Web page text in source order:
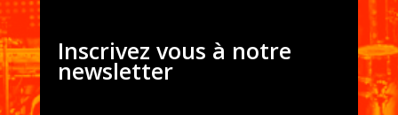
Inscrivez vous à notre
newsletter